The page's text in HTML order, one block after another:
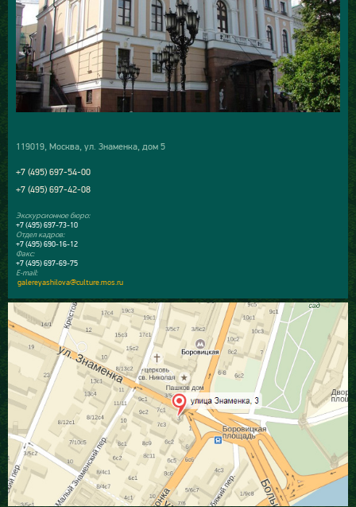
119019, Москва, ул. Знаменка, дом 5
+7 (495) 697-54-00
+7 (495) 697-42-08
Экскурсионное бюро:
+7 (495) 697-73-10
Отдел кадров:
+7 (495) 690-16-12
Факс:
+7 (495) 697-69-75
E-mail:
galereyashilova@culture.mos.ru